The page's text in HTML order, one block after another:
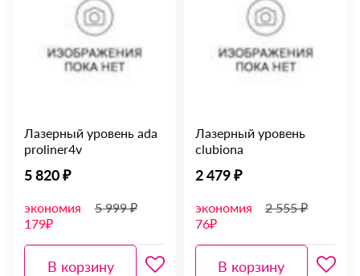
Лазерный уровень ada
proliner4v
5 820 ₽
экономия
179₽
5 999 ₽
В корзину
Лазерный уровень
clubiona
2 479 ₽
экономия
76₽
2 555 ₽
В корзину